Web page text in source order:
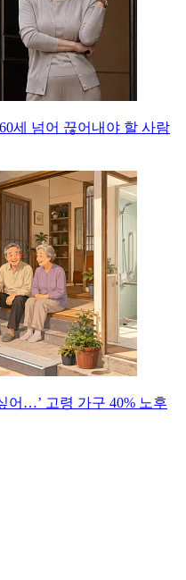
세 넘어 끊어내야 할 사람
어…’ 고령 가구 40% 노후